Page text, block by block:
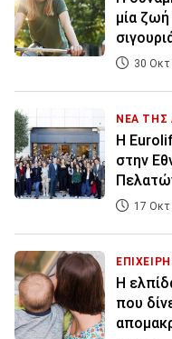
μία
30 Οκτ
ΝΕΑ ΤΗΣ
Η
στην
17 Οκτ
Η
που